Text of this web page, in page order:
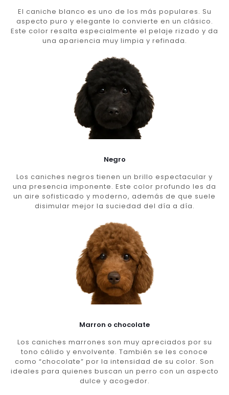
El caniche blanco es uno de los más populares. Su
aspecto puro y elegante lo convierte en un clásico.
Este color resalta especialmente el pelaje rizado y da
una apariencia muy limpia y refinada.
Negro
Los caniches negros tienen un brillo espectacular y
una presencia imponente. Este color profundo les da
un aire sofisticado y moderno, además de que suele
disimular mejor la suciedad del día a día.
Marron o chocolate
Los caniches marrones son muy apreciados por su
tono cálido y envolvente. También se les conoce
como “chocolate” por la intensidad de su color. Son
ideales para quienes buscan un perro con un aspecto
dulce y acogedor.